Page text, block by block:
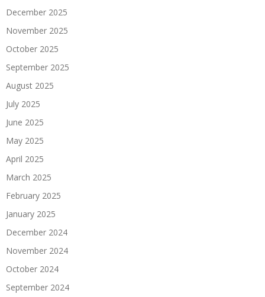
December 2025
November 2025
October 2025
September 2025
August 2025
July 2025
June 2025
May 2025
April 2025
March 2025
February 2025
January 2025
December 2024
November 2024
October 2024
September 2024